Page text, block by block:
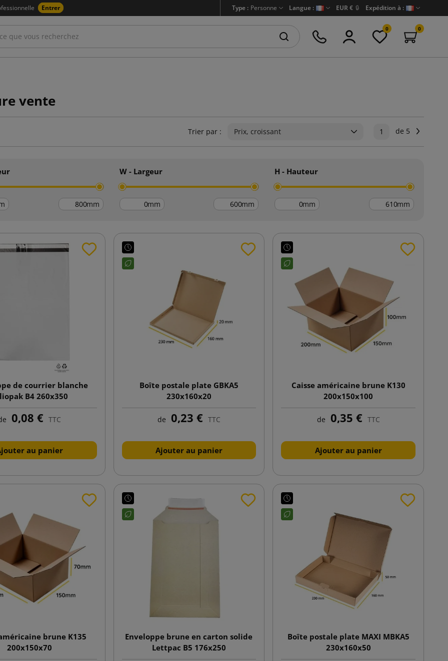
Entrer Type : Personne Langue : EUR € 🔒 Expédition à :
0 0
vente
Trier par : Prix, croissant 1 de 5
mm
W - Largeur
mm mm
H - Hauteur
mm mm
de courrier blanche
B4 260x350
0,08 € TTC
au panier
Boîte postale plate GBKA5
230x160x20
de 0,23 € TTC
Ajouter au panier
Caisse américaine brune K130
200x150x100
de 0,35 € TTC
Ajouter au panier
brune K135
200x150x70
Enveloppe brune en carton solide
Lettpac B5 176x250
Boîte postale plate MAXI MBKA5
230x160x50